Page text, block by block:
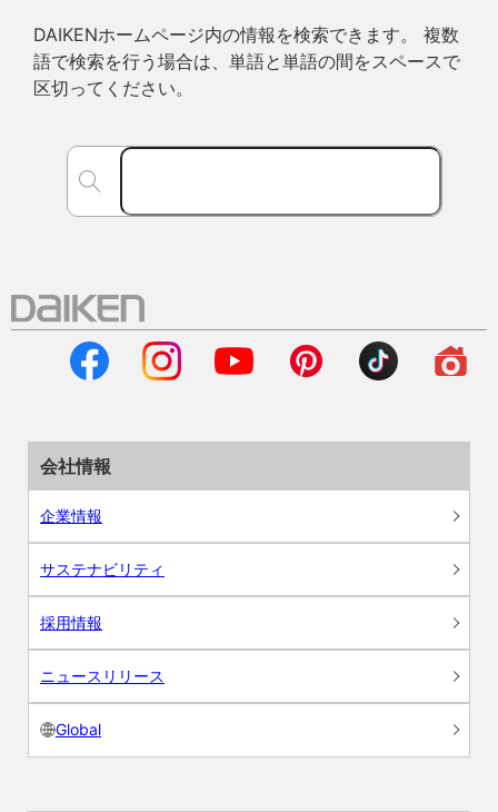
DAIKENホームページ内の情報を検索できます。 複数
語で検索を行う場合は、単語と単語の間をスペースで
区切ってください。
会社情報
企業情報
サステナビリティ
採用情報
ニュースリリース
Global